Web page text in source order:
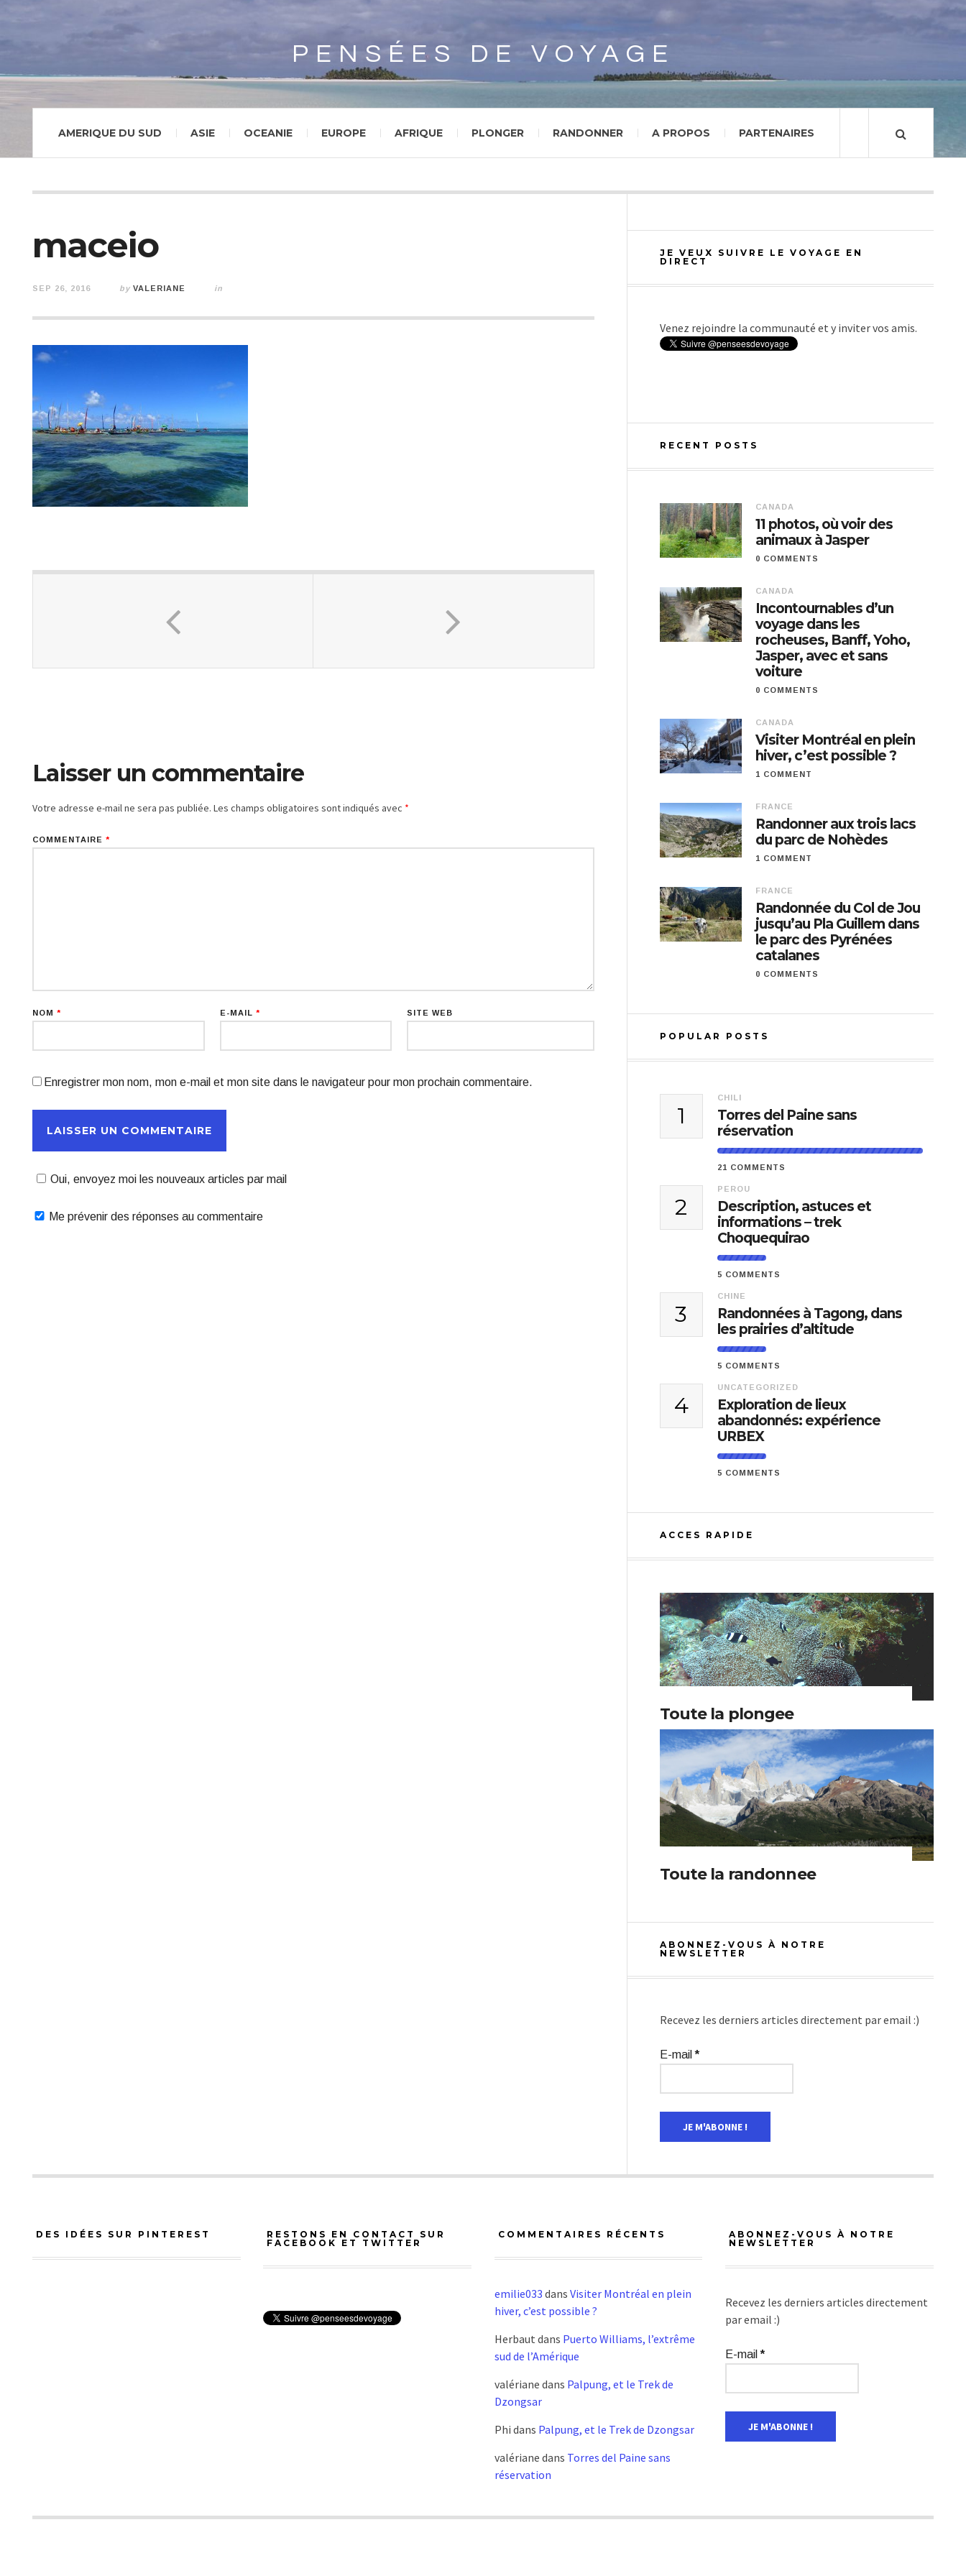
Array
PENSÉES DE VOYAGE
AMERIQUE DU SUD ASIE OCEANIE EUROPE AFRIQUE PLONGER RANDONNER A PROPOS PARTENAIRES
maceio
SEP 26, 2016 by VALERIANE in
Laisser un commentaire
Votre adresse e-mail ne sera pas publiée. Les champs obligatoires sont indiqués avec *
COMMENTAIRE *
NOM * E-MAIL * SITE WEB
Enregistrer mon nom, mon e-mail et mon site dans le navigateur pour mon prochain commentaire.
Oui, envoyez moi les nouveaux articles par mail
Me prévenir des réponses au commentaire
JE VEUX SUIVRE LE VOYAGE EN
DIRECT
Venez rejoindre la communauté et y inviter vos amis.
RECENT POSTS
CANADA
11 photos, où voir des
animaux à Jasper
0 COMMENTS
CANADA
Incontournables d’un
voyage dans les
rocheuses, Banff, Yoho,
Jasper, avec et sans
voiture
0 COMMENTS
CANADA
Visiter Montréal en plein
hiver, c’est possible ?
1 COMMENT
FRANCE
Randonner aux trois lacs
du parc de Nohèdes
1 COMMENT
FRANCE
Randonnée du Col de Jou
jusqu’au Pla Guillem dans
le parc des Pyrénées
catalanes
0 COMMENTS
POPULAR POSTS
1
CHILI
Torres del Paine sans
réservation
21 COMMENTS
2
PEROU
Description, astuces et
informations – trek
Choquequirao
5 COMMENTS
3
CHINE
Randonnées à Tagong, dans
les prairies d’altitude
5 COMMENTS
4
UNCATEGORIZED
Exploration de lieux
abandonnés: expérience
URBEX
5 COMMENTS
ACCES RAPIDE
Toute la plongee
Toute la randonnee
ABONNEZ-VOUS À NOTRE
NEWSLETTER
Recevez les derniers articles directement par email :)
E-mail*
DES IDÉES SUR PINTEREST
RESTONS EN CONTACT SUR
FACEBOOK ET TWITTER
COMMENTAIRES RÉCENTS
emilie033 dans Visiter Montréal en plein
hiver, c’est possible ?
Herbaut dans Puerto Williams, l’extrême
sud de l’Amérique
valériane dans Palpung, et le Trek de
Dzongsar
Phi dans Palpung, et le Trek de Dzongsar
valériane dans Torres del Paine sans
réservation
ABONNEZ-VOUS À NOTRE
NEWSLETTER
Recevez les derniers articles directement
par email :)
E-mail*